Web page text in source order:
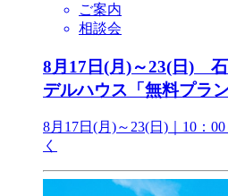
ご案内
相談会
8月17日(月)～23(日)
デルハウス「無料プラ
8月17日(月)～23(日)｜10：
く